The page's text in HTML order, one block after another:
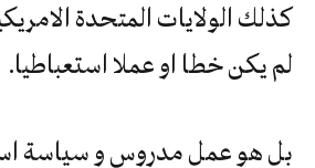
كذلك الولايات المتحدة
لم يكن خطا او عملا استعباطيا.
بل هو عمل مدروس و سياسة